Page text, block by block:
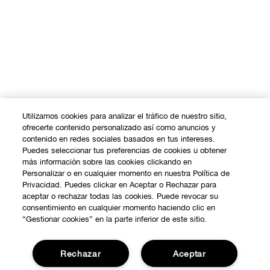
Utilizamos cookies para analizar el tráfico de nuestro sitio,
ofrecerte contenido personalizado así como anuncios y
contenido en redes sociales basados en tus intereses.
Puedes seleccionar tus preferencias de cookies u obtener
más información sobre las cookies clickando en
Personalizar o en cualquier momento en nuestra Política de
Privacidad. Puedes clickar en Aceptar o Rechazar para
aceptar o rechazar todas las cookies. Puede revocar su
consentimiento en cualquier momento haciendo clic en
“Gestionar cookies” en la parte inferior de este sitio.
Aceptar
Rechazar